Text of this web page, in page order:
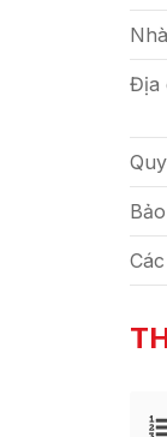
Địa